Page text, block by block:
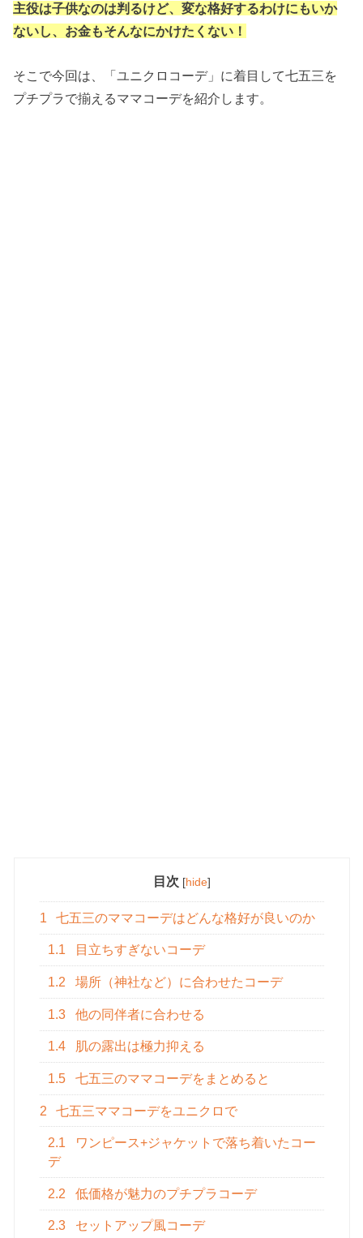
主役は子供なのは判るけど、変な格好するわけにもいか
ないし、お金もそんなにかけたくない！
そこで今回は、「ユニクロコーデ」に着目して七五三を
プチプラで揃えるママコーデを紹介します。
目次 [hide]
1 七五三のママコーデはどんな格好が良いのか
1.1 目立ちすぎないコーデ
1.2 場所（神社など）に合わせたコーデ
1.3 他の同伴者に合わせる
1.4 肌の露出は極力抑える
1.5 七五三のママコーデをまとめると
2 七五三ママコーデをユニクロで
2.1
ワンピース+ジャケットで落ち着いたコー
デ
2.2 低価格が魅力のプチプラコーデ
2.3 セットアップ風コーデ